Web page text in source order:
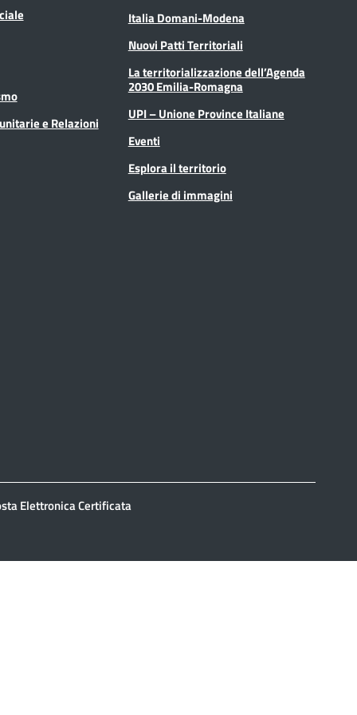
e Relazioni
Italia Domani-Modena
Nuovi Patti Territoriali
La territorializzazione dell’Agenda
2030 Emilia-Romagna
UPI – Unione Province Italiane
Eventi
Esplora il territorio
Gallerie di immagini
Elettronica Certificata